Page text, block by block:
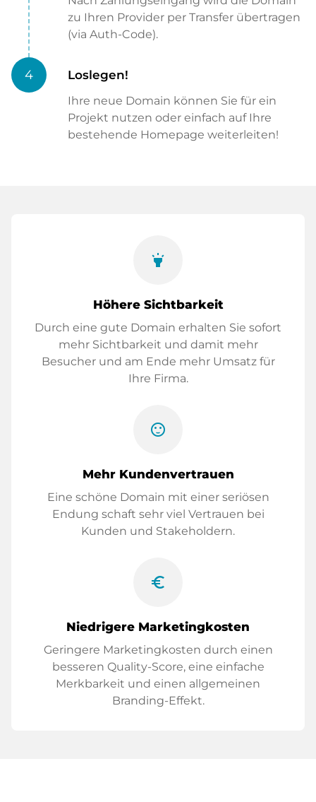
zu Ihren Provider per Transfer übertragen
(via Auth-Code).
4 Loslegen!
Ihre neue Domain können Sie für ein
Projekt nutzen oder einfach auf Ihre
bestehende Homepage weiterleiten!
highlight
Höhere Sichtbarkeit
Durch eine gute Domain erhalten Sie sofort
mehr Sichtbarkeit und damit mehr
Besucher und am Ende mehr Umsatz für
Ihre Firma.
sentiment_satisfied
Mehr Kundenvertrauen
Eine schöne Domain mit einer seriösen
Endung schaft sehr viel Vertrauen bei
Kunden und Stakeholdern.
euro_symbol
Niedrigere Marketingkosten
Geringere Marketingkosten durch einen
besseren Quality-Score, eine einfache
Merkbarkeit und einen allgemeinen
Branding-Effekt.